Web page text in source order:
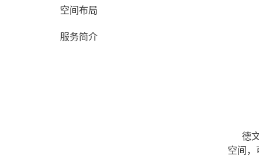
空间布局
服务简介
德
空间，